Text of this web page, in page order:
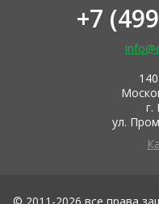
+7
г.
ул.
© 2011-2026 все права